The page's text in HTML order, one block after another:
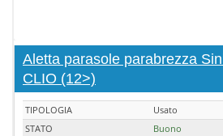
Aletta parasole parabrezza
CLIO (12>)
TIPOLOGIA
Usato
STATO
Buono